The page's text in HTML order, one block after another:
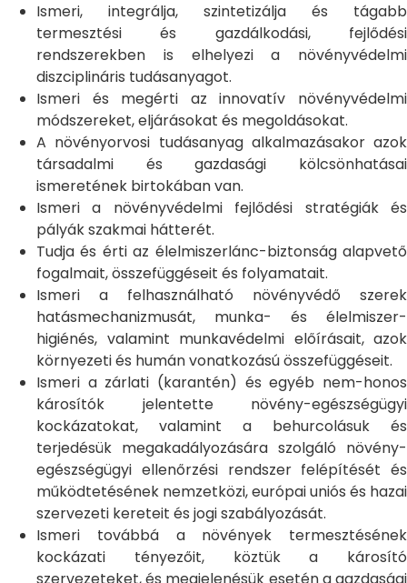
Ismeri, integrálja, szintetizálja és tágabb
termesztési és gazdálkodási, fejlődési
rendszerekben is elhelyezi a növényvédelmi
diszciplináris tudásanyagot.
Ismeri és megérti az innovatív növényvédelmi
módszereket, eljárásokat és megoldásokat.
A növényorvosi tudásanyag alkalmazásakor azok
társadalmi és gazdasági kölcsönhatásai
ismeretének birtokában van.
Ismeri a növényvédelmi fejlődési stratégiák és
pályák szakmai hátterét.
Tudja és érti az élelmiszerlánc-biztonság alapvető
fogalmait, összefüggéseit és folyamatait.
Ismeri a felhasználható növényvédő szerek
hatásmechanizmusát, munka- és élelmiszer-
higiénés, valamint munkavédelmi előírásait, azok
környezeti és humán vonatkozású összefüggéseit.
Ismeri a zárlati (karantén) és egyéb nem-honos
károsítók jelentette növény-egészségügyi
kockázatokat, valamint a behurcolásuk és
terjedésük megakadályozására szolgáló növény-
egészségügyi ellenőrzési rendszer felépítését és
működtetésének nemzetközi, európai uniós és hazai
szervezeti kereteit és jogi szabályozását.
Ismeri továbbá a növények termesztésének
kockázati tényezőit, köztük a károsító